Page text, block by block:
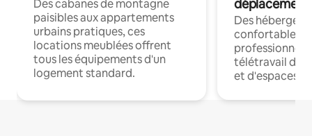
Des cabanes de montagne
paisibles aux appartements
urbains pratiques, ces
locations meublées offrent
tous les équipements d'un
logement standard.
déplacement
Des
confortables
professionnels
télétravail
et d'espaces